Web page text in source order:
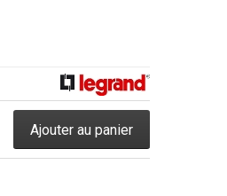
Ajouter au panier